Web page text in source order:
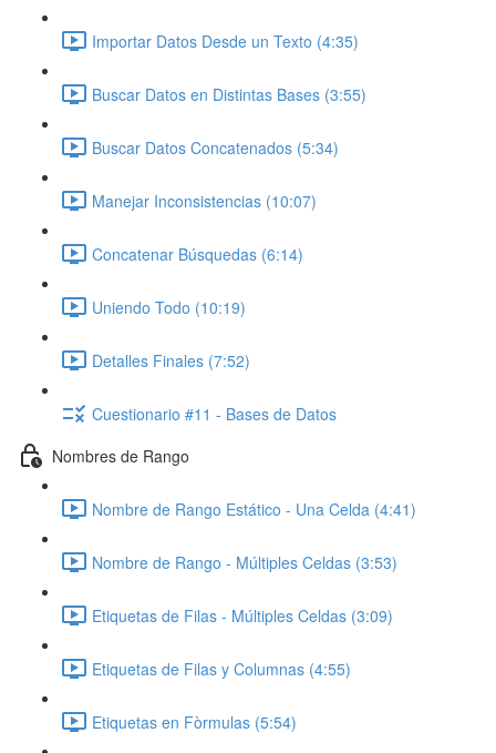
Importar Datos Desde un Texto (4:35)
Buscar Datos en Distintas Bases (3:55)
Buscar Datos Concatenados (5:34)
Manejar Inconsistencias (10:07)
Concatenar Búsquedas (6:14)
Uniendo Todo (10:19)
Detalles Finales (7:52)
Cuestionario #11 - Bases de Datos
Nombres de Rango
Nombre de Rango Estático - Una Celda (4:41)
Nombre de Rango - Múltiples Celdas (3:53)
Etiquetas de Filas - Múltiples Celdas (3:09)
Etiquetas de Filas y Columnas (4:55)
Etiquetas en Fòrmulas (5:54)